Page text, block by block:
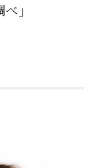
」